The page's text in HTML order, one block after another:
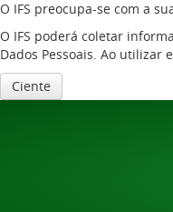
O IFS preocupa-se com a
O IFS poderá coletar
Dados Pessoais. Ao utilizar
Ciente